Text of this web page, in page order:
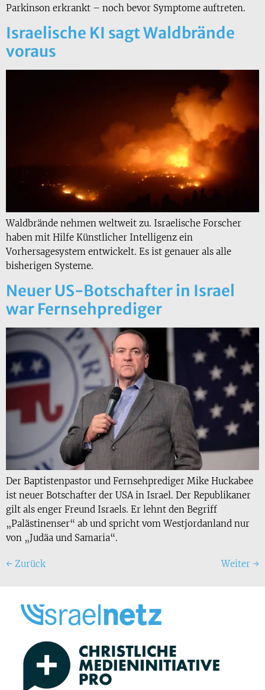
Parkinson erkrankt – noch bevor Symptome auftreten.
Israelische KI sagt Waldbrände
voraus
Waldbrände nehmen weltweit zu. Israelische Forscher
haben mit Hilfe Künstlicher Intelligenz ein
Vorhersagesystem entwickelt. Es ist genauer als alle
bisherigen Systeme.
Neuer US-Botschafter in Israel
war Fernsehprediger
Der Baptistenpastor und Fernsehprediger Mike Huckabee
ist neuer Botschafter der USA in Israel. Der Republikaner
gilt als enger Freund Israels. Er lehnt den Begriff
„Palästinenser“ ab und spricht vom Westjordanland nur
von „Judäa und Samaria“.
← Zurück Weiter →